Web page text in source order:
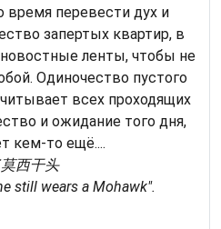
время перевести дух и
запертых квартир, в
ленты, чтобы не
Одиночество пустого
всех проходящих
и ожидание того дня,
кем-то ещё....
西干头
still wears a Mohawk".